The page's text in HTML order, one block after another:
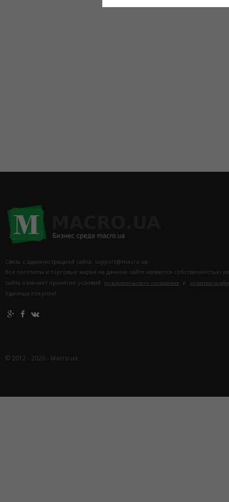
+38(066) 35 36 730
Связь с администрацией сайта: support@macro.ua.
Все логотипы и торговые марки на данном сайте являются собственностью
сайта означает принятие условий
пользовательского соглашения и политики
Удачных покупок!
© 2012 - 2026 - Macro.ua